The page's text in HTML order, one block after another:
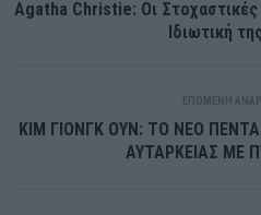
Agatha Christie: Οι
Ιδιωτική
ΕΠΌΜΕΝΗ
ΚΙΜ ΓΙΟΝΓΚ ΟΥΝ: ΤΟ ΝΕΟ
ΑΥΤΑΡΚΕΙΑΣ ΜΕ